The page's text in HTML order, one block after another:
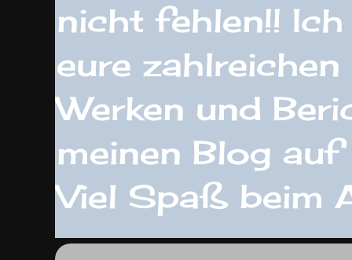
nicht fehlen!!
eure
Werken und
meinen Blog auf
Viel Spaß beim